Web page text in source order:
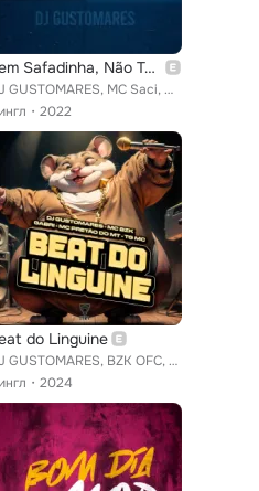
Vem Safadinha, Não Tem Netflix
DJ GUSTOMARES, MC Saci, MC Marsha feat. mc pânico
2022
do Linguine
DJ GUSTOMARES, BZK OFC, Gabri feat. Mc Tg, pretão do mt
2024